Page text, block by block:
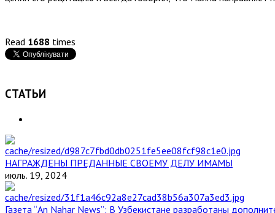
Read 1688 times
СТАТЬИ
НАГРАЖДЕНЫ ПРЕДАННЫЕ СВОЕМУ ДЕЛУ ИМАМЫ
июль. 19, 2024
Газета “An Nahar News”: В Узбекистане разработаны